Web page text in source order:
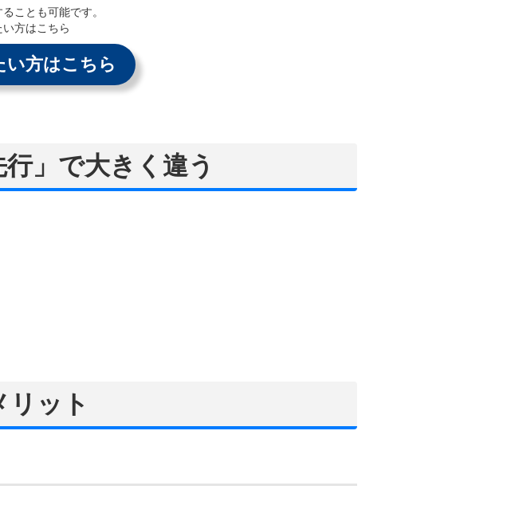
ことも可能です。
方はこちら
い方はこちら
」で大きく違う
ット